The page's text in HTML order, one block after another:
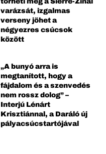
varázsát, izgalmas
verseny jöhet a
négyezres csúcsok
között
„A bunyó arra is
megtanított, hogy a
fájdalom és a szenvedés
nem rossz dolog” –
Interjú Lénárt
Krisztiánnal, a Daráló új
pályacsúcstartójával